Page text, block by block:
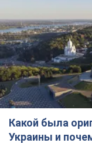
Какой была
Украины и
империя: об
Государственным
и припев песни
час назад 2,9 т.
Александру
известно о